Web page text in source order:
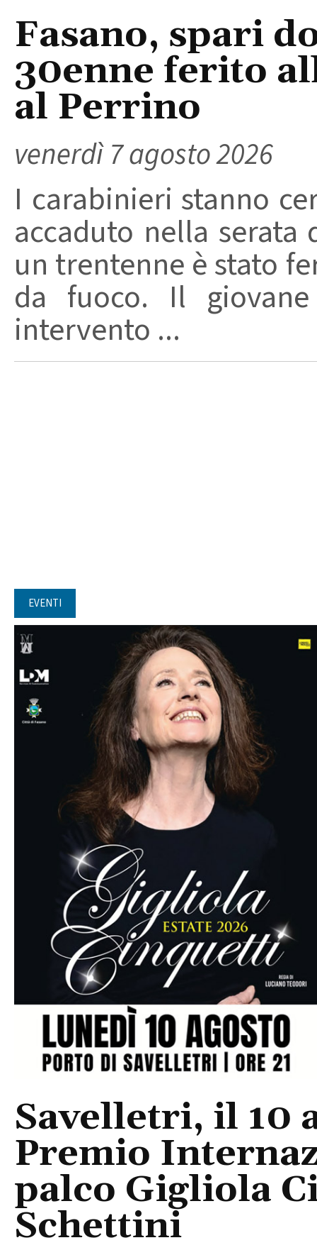
Fasano, spari
30enne ferito
al Perrino
venerdì 7 agosto 2026
I carabinieri stanno
accaduto nella serata
un trentenne è stato
da fuoco. Il
intervento ...
EVENTI
Savelletri, il 10
Premio
palco Gigliola
Schettini